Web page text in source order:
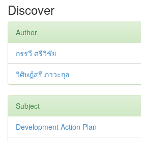
Discover
Author
กรรวี ศรีวิชัย
วิศิษฎ์สรี ภาวะกุล
Subject
Development Action Plan